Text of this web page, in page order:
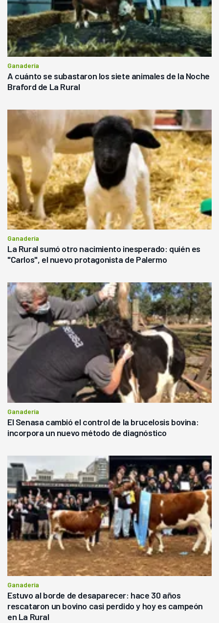
Ganadería
A cuánto se subastaron los siete animales de la Noche
Braford de La Rural
Ganadería
La Rural sumó otro nacimiento inesperado: quién es
"Carlos", el nuevo protagonista de Palermo
Ganadería
El Senasa cambió el control de la brucelosis bovina:
incorpora un nuevo método de diagnóstico
Ganadería
Estuvo al borde de desaparecer: hace 30 años
rescataron un bovino casi perdido y hoy es campeón
en La Rural